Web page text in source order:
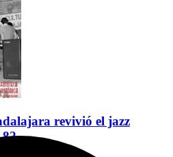
revivió el jazz
82